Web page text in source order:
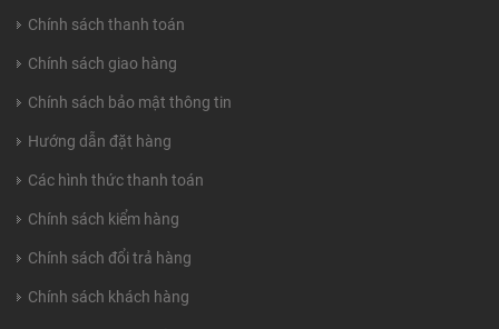
Chính sách thanh toán
Chính sách giao hàng
Chính sách bảo mật thông tin
Hướng dẫn đặt hàng
Các hình thức thanh toán
Chính sách kiểm hàng
Chính sách đổi trả hàng
Chính sách khách hàng